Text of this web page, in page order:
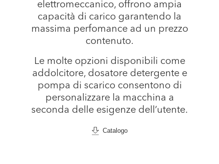
elettromeccanico, offrono ampia
capacità di carico garantendo la
massima perfomance ad un prezzo
contenuto.
Le molte opzioni disponibili come
addolcitore, dosatore detergente e
pompa di scarico consentono di
personalizzare la macchina a
seconda delle esigenze dell’utente.
Catalogo